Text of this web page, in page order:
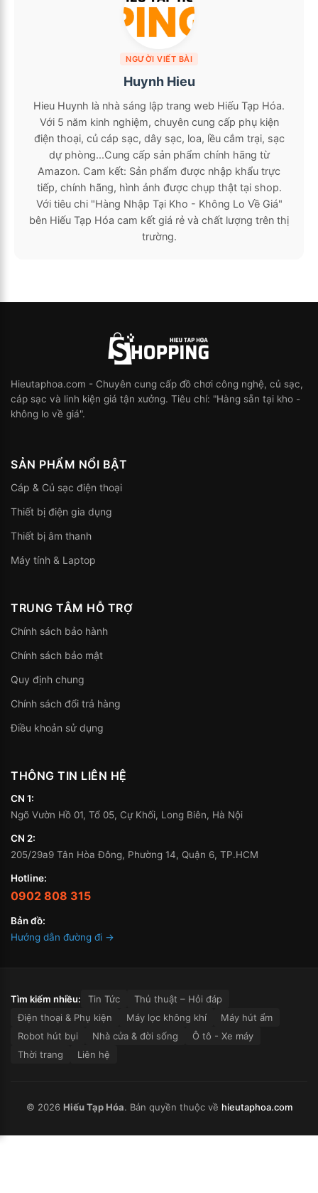
NGƯỜI VIẾT BÀI
Huynh Hieu
Hieu Huynh là nhà sáng lập trang web Hiếu Tạp Hóa.
Với 5 năm kinh nghiệm, chuyên cung cấp phụ kiện
điện thoại, củ cáp sạc, dây sạc, loa, lều cắm trại, sạc
dự phòng...Cung cấp sản phẩm chính hãng từ
Amazon. Cam kết: Sản phẩm được nhập khẩu trực
tiếp, chính hãng, hình ảnh được chụp thật tại shop.
Với tiêu chi "Hàng Nhập Tại Kho - Không Lo Về Giá"
bên Hiếu Tạp Hóa cam kết giá rẻ và chất lượng trên thị
trường.
Hieutaphoa.com - Chuyên cung cấp đồ chơi công nghệ, củ sạc,
cáp sạc và linh kiện giá tận xưởng. Tiêu chí: "Hàng sẵn tại kho -
không lo về giá".
SẢN PHẨM NỔI BẬT
Cáp & Củ sạc điện thoại
Thiết bị điện gia dụng
Thiết bị âm thanh
Máy tính & Laptop
TRUNG TÂM HỖ TRỢ
Chính sách bảo hành
Chính sách bảo mật
Quy định chung
Chính sách đổi trả hàng
Điều khoản sử dụng
THÔNG TIN LIÊN HỆ
CN 1:
Ngõ Vườn Hồ 01, Tổ 05, Cự Khối, Long Biên, Hà Nội
CN 2:
205/29a9 Tân Hòa Đông, Phường 14, Quận 6, TP.HCM
Hotline:
0902 808 315
Bản đồ:
Hướng dẫn đường đi →
Tìm kiếm nhiều: Tin Tức
Thủ thuật – Hỏi đáp
Điện thoại & Phụ kiện
Máy lọc không khí
Máy hút ẩm
Robot hút bụi
Nhà cửa & đời sống
Ô tô - Xe máy
Thời trang
Liên hệ
© 2026 Hiếu Tạp Hóa. Bản quyền thuộc về hieutaphoa.com